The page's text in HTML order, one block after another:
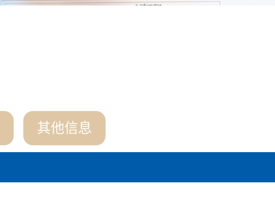
其他信息